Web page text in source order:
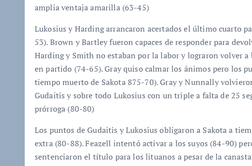
amplia ventaja amarilla (63-45)
Lukosius y Harding arrancaron acertados el último cuarto
53). Brown y Bartley fueron capaces de responder para
Harding y Smith no estaban por la labor y lograron volver
en partido (74-65). Gray quiso calmar los ánimos pero los
tiempo muerto de Sakota 875-70). Gray y Nunnally
Gudaitis y sobre todo Lukosius con un triple a falta de 25
prórroga (80-80)
Los puntos de Gudaitis y Lukosius obligaron a Sakota a
extra (80-88). Feazell intentó activar a los suyos (84-90)
sentenciaron el título para los lituanos a pesar de la